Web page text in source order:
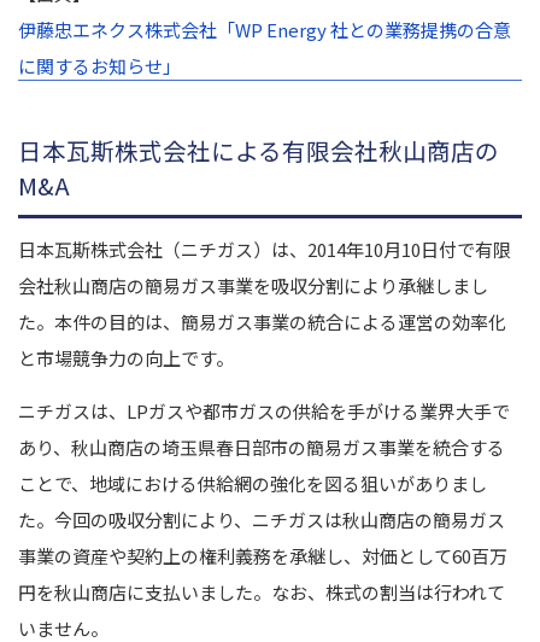
伊藤忠エネクス株式会社「WP Energy 社との業務提携の合意
に関するお知らせ」
日本瓦斯株式会社による有限会社秋山商店の
M&A
日本瓦斯株式会社（ニチガス）は、2014年10月10日付で有限
会社秋山商店の簡易ガス事業を吸収分割により承継しまし
た。本件の目的は、簡易ガス事業の統合による運営の効率化
と市場競争力の向上です。
ニチガスは、LPガスや都市ガスの供給を手がける業界大手で
あり、秋山商店の埼玉県春日部市の簡易ガス事業を統合する
ことで、地域における供給網の強化を図る狙いがありまし
た。今回の吸収分割により、ニチガスは秋山商店の簡易ガス
事業の資産や契約上の権利義務を承継し、対価として60百万
円を秋山商店に支払いました。なお、株式の割当は行われて
いません。